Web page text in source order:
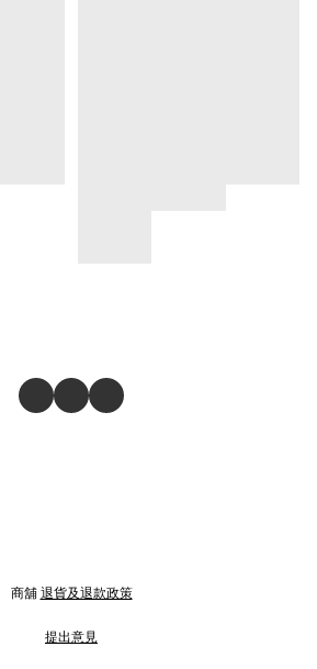
商舖 退貨及退款政策
提出意見